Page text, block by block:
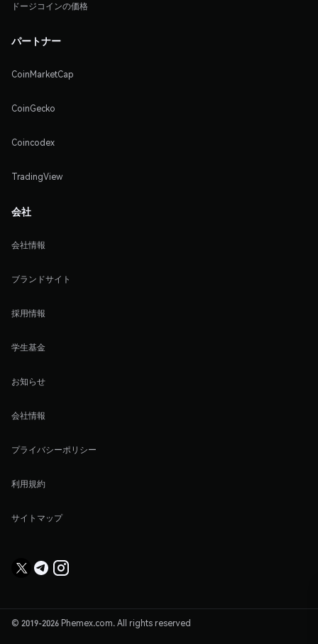
ドージコインの価格
パートナー
CoinMarketCap
CoinGecko
Coincodex
TradingView
会社
会社情報
ブランドサイト
採用情報
学生基金
お知らせ
会社情報
プライバシーポリシー
利用規約
サイトマップ
© 2019-2026 Phemex.com. All rights reserved